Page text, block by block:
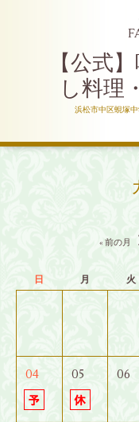
【公式
し料理
浜松市中区蜆塚
« 前の月
日 月 火
04 05 06